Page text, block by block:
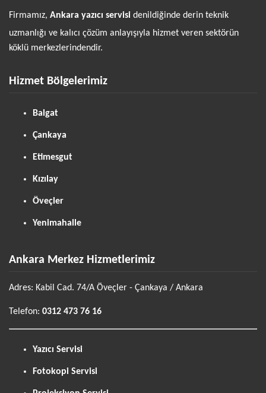
Firmamız, Ankara yazıcı servisi denildiğinde derin teknik
uzmanlığı ve kalıcı çözüm anlayışıyla hizmet veren sektörün
köklü merkezlerindendir.
Hizmet Bölgelerimiz
Balgat
Çankaya
Etimesgut
Kızılay
Öveçler
Yenimahalle
Ankara Merkez Hizmetlerimiz
Adres: Kabil Cad. 74/A Öveçler - Çankaya / Ankara
Telefon: 0312 473 76 16
Yazıcı Servisi
Fotokopi Servisi